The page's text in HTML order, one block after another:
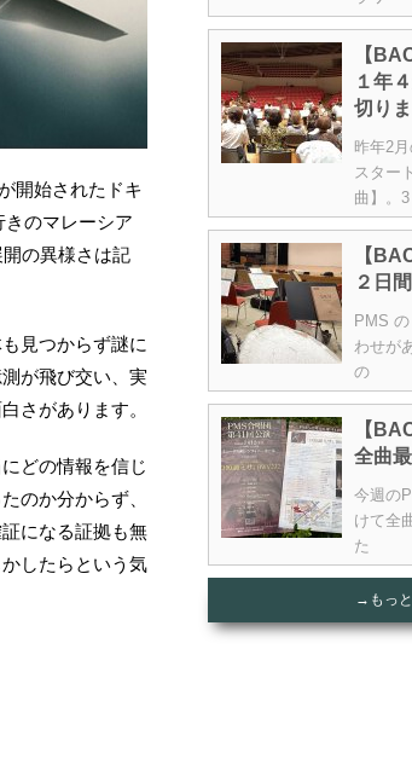
開始されたドキ
きのマレーシア
の異様さは記
見つからず謎に
が飛び交い、実
さがあります。
どの情報を信じ
のか分からず、
になる証拠も無
したらという気
【
１年
切り
昨年2
スター
曲】。3
【
２日
PMS
わせが
の
【
全曲
今週の
けて全
た
→もっ